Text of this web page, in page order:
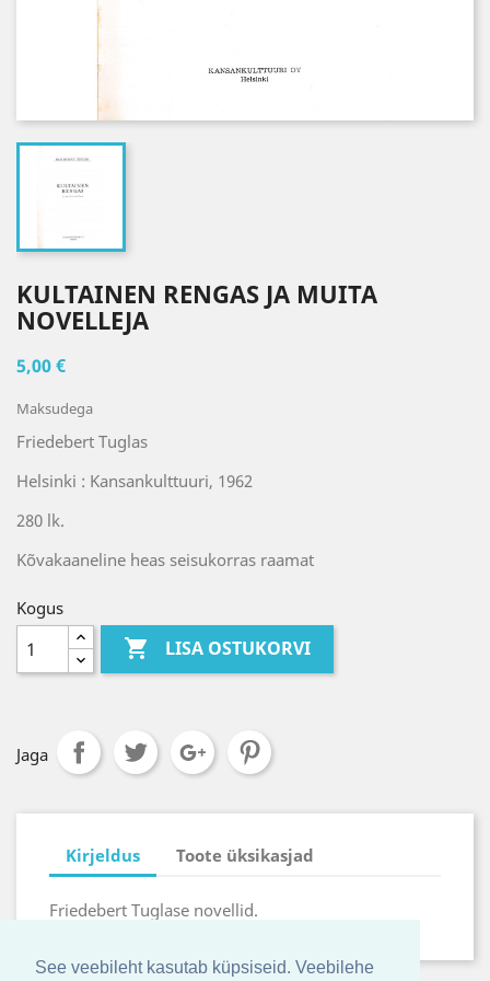
See veebileht kasutab küpsiseid. Veebilehe
KULTAINEN RENGAS JA MUITA
NOVELLEJA
5,00 €
Maksudega
Friedebert Tuglas
Helsinki : Kansankulttuuri, 1962
280 lk.
Kõvakaaneline heas seisukorras raamat
Kogus
 LISA OSTUKORVI
Jaga
Kirjeldus Toote üksikasjad
Friedebert Tuglase novellid.